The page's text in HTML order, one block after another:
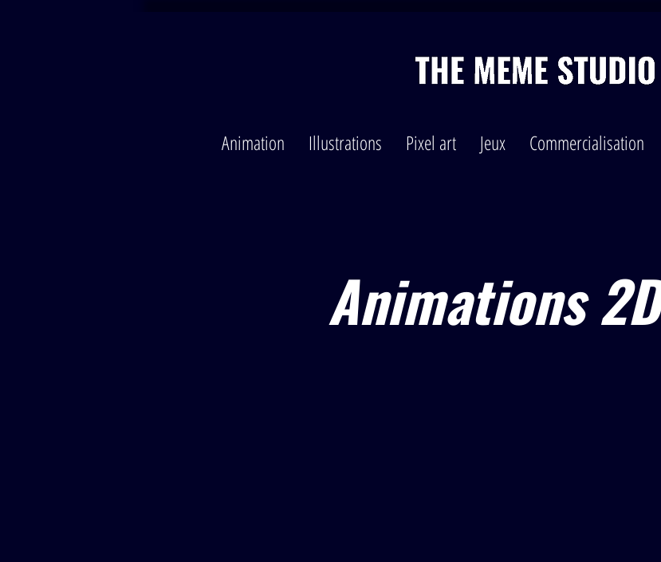
Animation Illustrations Pixel art Jeux Commercialisation
Animations 2D